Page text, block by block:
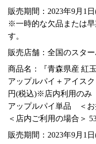
販売期間：2023年9月1
※一時的な欠品または早
す。
販売店舗：全国のスタ
商品名：『青森県産 紅
アップルパイ＋アイス
円(税込)※店内利用のみ
アップルパイ単品 ＜お
＜店内ご利用の場合＞
販売期間：2023年9月1